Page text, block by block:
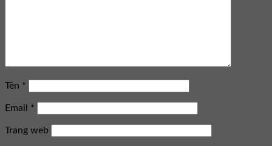
Tên *
Email *
Trang web